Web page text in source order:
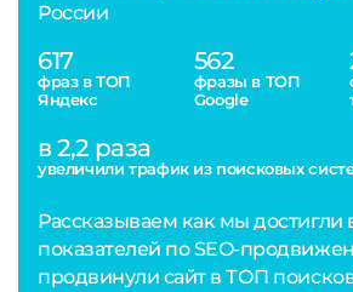
России
617
фраз в ТОП
Яндекс
562
фразы в ТОП
Google
в 2,2 раза
увеличили трафик из поисковых
Рассказываем как мы
показателей по SEO-
продвинули сайт в ТОП